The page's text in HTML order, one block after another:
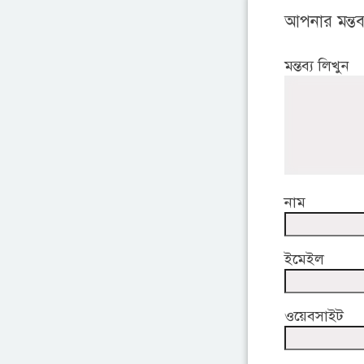
আপনার
মন্তব্য লিখুন
নাম
ইমেইল
ওয়েবসাইট